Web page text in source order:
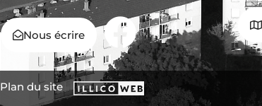
Nous écrire
Plan du site